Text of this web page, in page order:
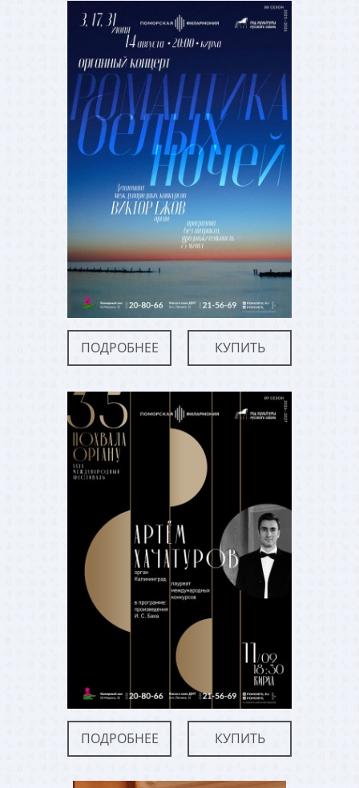
ПОДРОБНЕЕ КУПИТЬ
ПОДРОБНЕЕ КУПИТЬ